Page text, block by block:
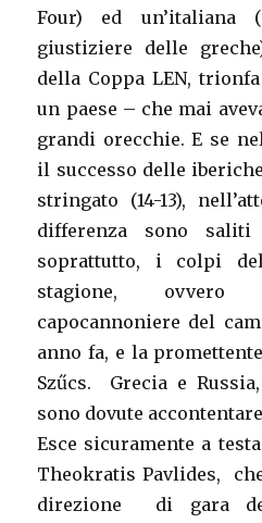
Four) ed un’italiana
giustiziere delle
della Coppa LEN,
un paese – che mai
grandi orecchie. E se
il successo delle
stringato (14-13),
differenza sono
soprattutto, i colpi
stagione, ovvero
capocannoniere del
anno fa, e la
Szűcs. Grecia e
sono dovute
Esce sicuramente a
Theokratis Pavlides,
direzione di gara